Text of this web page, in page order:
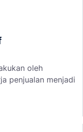
oleh
penjualan menjadi